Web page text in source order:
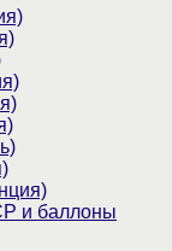
и баллоны